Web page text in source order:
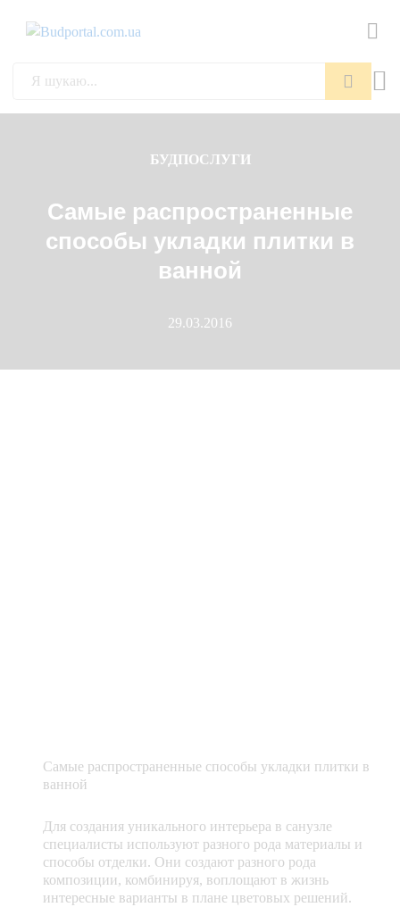
Пошук
БУДПОСЛУГИ
Самые распространенные
способы укладки плитки в
ванной
29.03.2016
Самые распространенные способы укладки плитки в
ванной
Для создания уникального интерьера в санузле
специалисты используют разного рода материалы и
способы отделки. Они создают разного рода
композиции, комбинируя, воплощают в жизнь
интересные варианты в плане цветовых решений.